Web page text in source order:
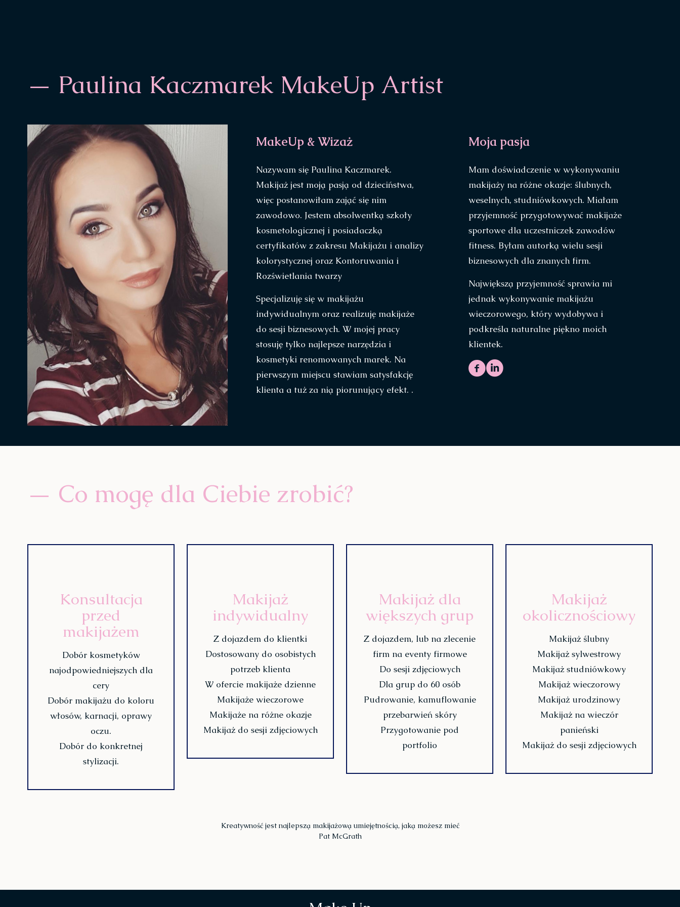
— Paulina Kaczmarek MakeUp Artist
MakeUp & Wizaż
Nazywam się Paulina Kaczmarek.
Makijaż jest moją pasją od dzieciństwa,
więc postanowiłam zająć się nim
zawodowo. Jestem absolwentką szkoły
kosmetologicznej i posiadaczką
certyfikatów z zakresu Makijażu i analizy
kolorystycznej oraz Kontoruwania i
Rozświetlania twarzy
Specjalizuję się w makijażu
indywidualnym oraz realizuję makijaże
do sesji biznesowych. W mojej pracy
stosuję tylko najlepsze narzędzia i
kosmetyki renomowanych marek. Na
pierwszym miejscu stawiam satysfakcję
klienta a tuż za nią piorunujący efekt. .
Moja pasja
Mam doświadczenie w wykonywaniu
makijaży na różne okazje: ślubnych,
weselnych, studniówkowych. Miałam
przyjemność przygotowywać makijaże
sportowe dla uczestniczek zawodów
fitness. Byłam autorką wielu sesji
biznesowych dla znanych firm.
Największą przyjemność sprawia mi
jednak wykonywanie makijażu
wieczorowego, który wydobywa i
podkreśla naturalne piękno moich
klientek.
— Co mogę dla Ciebie zrobić?
Konsultacja
przed
makijażem
Dobór kosmetyków
najodpowiedniejszych dla
cery
Dobór makijażu do koloru
włosów, karnacji, oprawy
oczu.
Dobór do konkretnej
stylizacji.
Makijaż
indywidualny
Z dojazdem do klientki
Dostosowany do osobistych
potrzeb klienta
W ofercie makijaże dzienne
Makijaże wieczorowe
Makijaże na różne okazje
Makijaż do sesji zdjęciowych
Makijaż dla
większych grup
Z dojazdem, lub na zlecenie
firm na eventy firmowe
Do sesji zdjęciowych
Dla grup do 60 osób
Pudrowanie, kamuflowanie
przebarwień skóry
Przygotowanie pod
portfolio
Makijaż
okolicznościowy
Makijaż ślubny
Makijaż sylwestrowy
Makijaż studniówkowy
Makijaż wieczorowy
Makijaż urodzinowy
Makijaż na wieczór
panieński
Makijaż do sesji zdjęciowych
Kreatywność jest najlepszą makijażową umiejętnością, jaką możesz mieć
Pat McGrath